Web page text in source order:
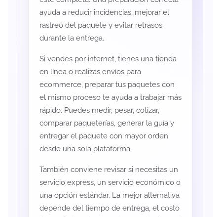
ayuda a reducir incidencias, mejorar el
rastreo del paquete y evitar retrasos
durante la entrega.
Si vendes por internet, tienes una tienda
en línea o realizas envíos para
ecommerce, preparar tus paquetes con
el mismo proceso te ayuda a trabajar más
rápido. Puedes medir, pesar, cotizar,
comparar paqueterías, generar la guía y
entregar el paquete con mayor orden
desde una sola plataforma.
También conviene revisar si necesitas un
servicio express, un servicio económico o
una opción estándar. La mejor alternativa
depende del tiempo de entrega, el costo